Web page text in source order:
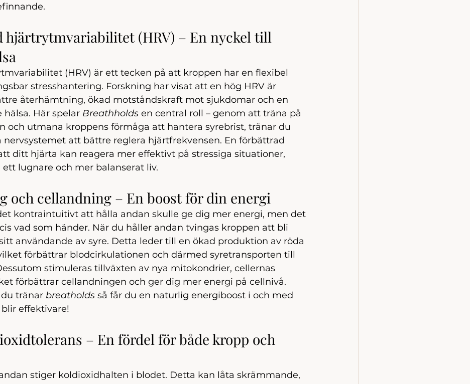
hjärtrytmvariabilitet (HRV) – En nyckel till
(HRV) är ett tecken på att kroppen har en flexibel
stresshantering. Forskning har visat att en hög HRV är
återhämtning, ökad motståndskraft mot sjukdomar och en
Här spelar Breathholds en central roll – genom att träna på
och utmana kroppens förmåga att hantera syrebrist, tränar du
att bättre reglera hjärtfrekvensen. En förbättrad
ditt hjärta kan reagera mer effektivt på stressiga situationer,
lugnare och mer balanserat liv.
och cellandning – En boost för din energi
kontraintuitivt att hålla andan skulle ge dig mer energi, men det
vad som händer. När du håller andan tvingas kroppen att bli
användande av syre. Detta leder till en ökad produktion av röda
förbättrar blodcirkulationen och därmed syretransporten till
stimuleras tillväxten av nya mitokondrier, cellernas
förbättrar cellandningen och ger dig mer energi på cellnivå.
tränar breatholds så får du en naturlig energiboost i och med
effektivare!
– En fördel för både kropp och
stiger koldioxidhalten i blodet. Detta kan låta skrämmande,